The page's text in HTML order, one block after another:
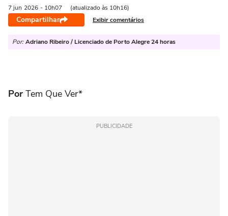
7 jun 2026 - 10h07 (atualizado às 10h16)
Compartilhar Exibir comentários
Por: Adriano Ribeiro / Licenciado de Porto Alegre 24 horas
Por Tem Que Ver*
PUBLICIDADE